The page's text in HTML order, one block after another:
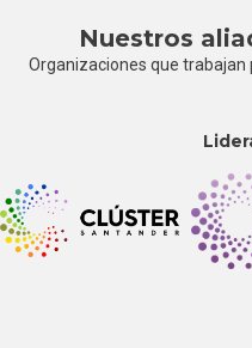
Nuestros
Organizaciones que